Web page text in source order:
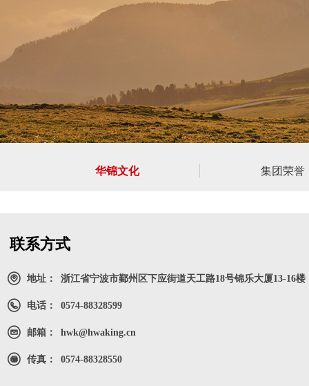
华锦文化 集团荣誉
地址： 浙江省宁波市鄞州区下应街道天工路18号锦乐大厦13-16楼
电话： 0574-88328599
邮箱： hwk@hwaking.cn
传真： 0574-88328550
联系方式